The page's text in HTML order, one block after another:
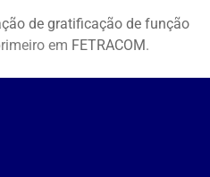
de gratificação de função
em FETRACOM.